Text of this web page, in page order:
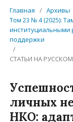
Главная / Архивы
Том 23 № 4 (2025):
поддержки
/
СТАТЬИ НА
личных
НКО: